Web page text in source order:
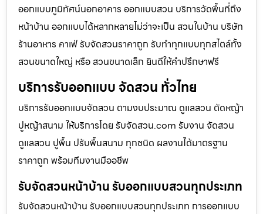
ออกแบบภูมิทัศน์นอกอาคาร ออกแบบสวน บริการวัดพื้นที่ถึง
หน้าบ้าน ออกแบบได้หลากหลายไม่ว่าจะเป็น สวนในบ้าน บริษัท
ร้านอาหาร คาเฟ่ รับจัดสวนราคาถูก รับทำทุกแบบทุกสไตล์ทั้ง
สวนขนาดใหญ่ หรือ สวนขนาดเล็ก ยินดีให้คำปรึกษาฟรี
บริการรับออกแบบ จัดสวน ทั่วไทย
บริการรับออกแบบจัดสวน ตามงบประมาณ ดูเเลสวน ตัดหญ้า
ปูหญ้าสนาม ให้บริการโดย รับจัดสวน.com รับงาน จัดสวน
ดูแลสวน ปูพื้น ปรับพื้นสนาม ทุกชนิด ผลงานได้มาตรฐาน
ราคาถูก พร้อมทีมงานมืออชีพ
รับจัดสวนหน้าบ้าน รับออกแบบสวนทุกประเภท
รับจัดสวนหน้าบ้าน รับออกแบบสวนทุกประเภท การออกแบบ